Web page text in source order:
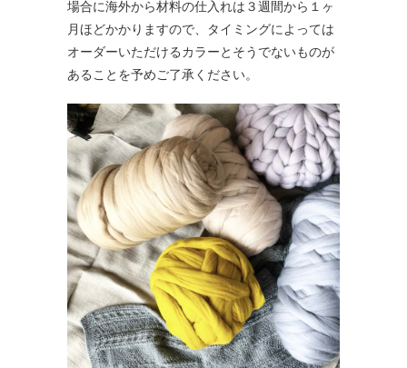
場合に海外から材料の仕入れは３週間から１ヶ
月ほどかかりますので、タイミングによっては
オーダーいただけるカラーとそうでないものが
あることを予めご了承ください。